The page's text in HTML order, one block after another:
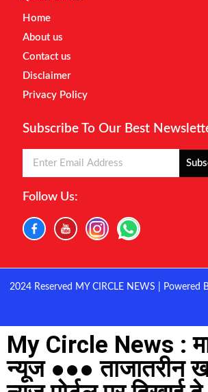
Home
About us
Contact us
Disclaimer
Privacy Policy
Subscribe To Our Best
Follow Us:
2024 Reserved MY CIRCLE NEWS | Powered
My Circle News :
न्यूज ●●● ताजातरीन